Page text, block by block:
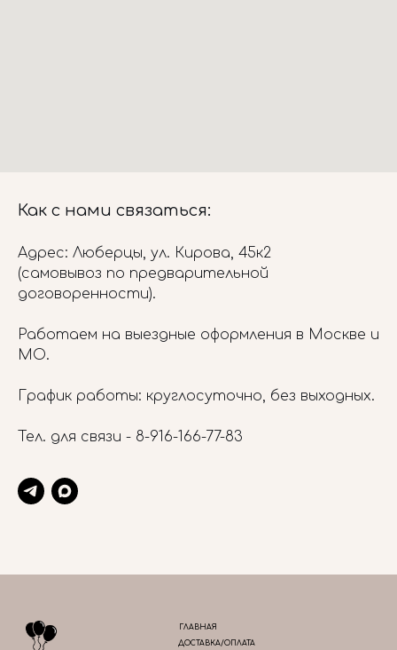
Как с нами связаться:
Адрес: Люберцы, ул. Кирова, 45к2
(самовывоз по предварительной
договоренности).
Работаем на выездные оформления в Москве и
МО.
График работы: круглосуточно, без выходных.
Тел. для связи - 8-916-166-77-83
ГЛАВНАЯ
ДОСТАВКА/ОПЛАТА